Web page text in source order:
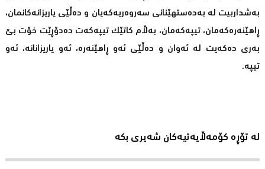
بەشداربیت لە بەدەستهێنانی سەروەریەکەیان و دەڵێی یاریزانەکانمان،
ڕاهێنەرەکەمان، تیپەکەمان، بەڵام کاتێک تیپەکەت دەدۆڕێت خۆت بێ
بەری دەکەیت لە ئەوان و دەڵێی ئەو ڕاهێنەرە، ئەو یاریزانانە، ئەو
تیپە.
لە تۆڕە کۆمەڵایەتیەکان شەیری بکە